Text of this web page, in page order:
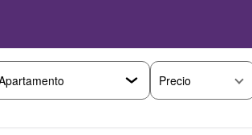
Precio